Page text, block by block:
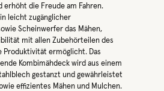
erhöht die Freude am Fahren.
leicht zugänglicher
Scheinwerfer das Mähen,
mit allen Zubehörteilen des
Produktivität ermöglicht. Das
Kombimähdeck wird aus einem
gestanzt und gewährleistet
effizientes Mähen und Mulchen.